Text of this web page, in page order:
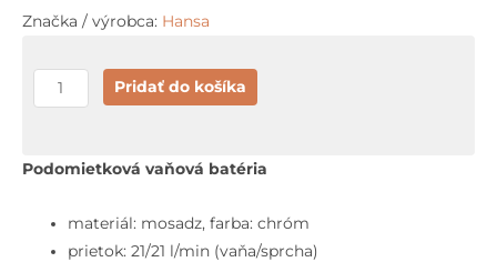
Značka / výrobca: Hansa
množstvo
Hansa
Vaňová
pod
omietku,
Pridať do košíka
Podomietková vaňová batéria
materiál: mosadz, farba: chróm
prietok: 21/21 l/min (vaňa/sprcha)